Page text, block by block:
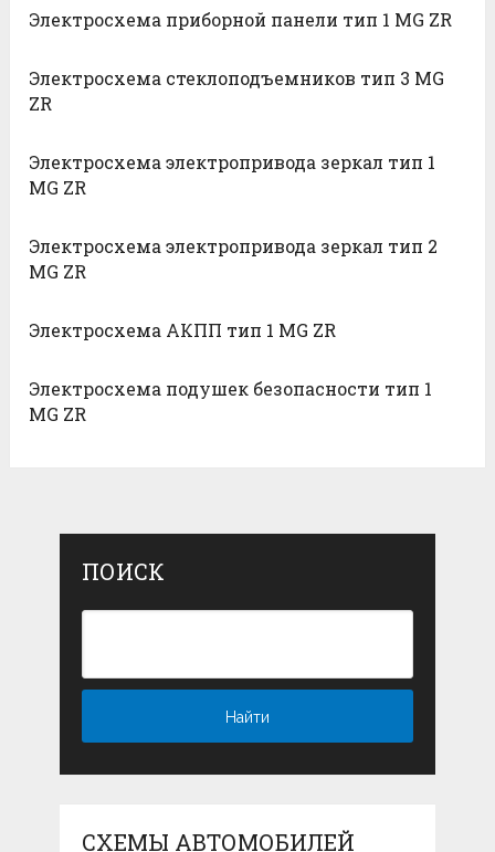
Электросхема приборной панели тип 1 MG ZR
Электросхема стеклоподъемников тип 3 MG
ZR
Электросхема электропривода зеркал тип 1
MG ZR
Электросхема электропривода зеркал тип 2
MG ZR
Электросхема АКПП тип 1 MG ZR
Электросхема подушек безопасности тип 1
MG ZR
ПОИСК
СХЕМЫ АВТОМОБИЛЕЙ